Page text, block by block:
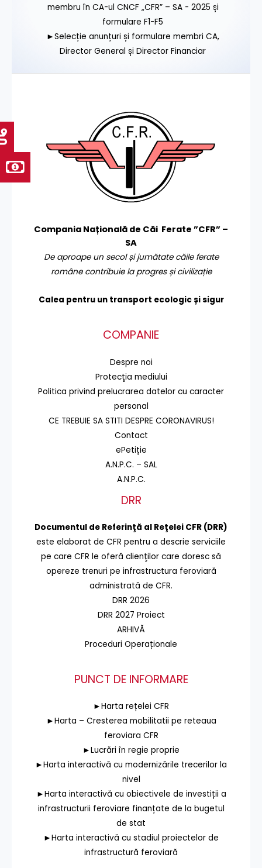
membru în CA-ul CNCF „CFR” – SA - 2025 și
formulare F1-F5
►Selecție anunțuri și formulare membri CA,
Director General și Director Financiar
Compania Națională de Căi Ferate ”CFR” –
SA
De aproape un secol și jumătate căile ferate
române contribuie la progres și civilizație
Calea pentru un transport ecologic și sigur
COMPANIE
Despre noi
Protecţia mediului
Politica privind prelucrarea datelor cu caracter
personal
CE TREBUIE SA STITI DESPRE CORONAVIRUS!
Contact
ePetiție
A.N.P.C. – SAL
A.N.P.C.
DRR
Documentul de Referinţă al Reţelei CFR (DRR)
este elaborat de CFR pentru a descrie serviciile
pe care CFR le oferă clienţilor care doresc să
opereze trenuri pe infrastructura feroviară
administrată de CFR.
DRR 2026
DRR 2027 Proiect
ARHIVĂ
Proceduri Operaționale
PUNCT DE INFORMARE
►Harta rețelei CFR
►Harta – Cresterea mobilitatii pe reteaua
feroviara CFR
►Lucrări în regie proprie
►Harta interactivă cu modernizările trecerilor la
nivel
►Harta interactivă cu obiectivele de investiții a
infrastructurii feroviare finanțate de la bugetul
de stat
►Harta interactivă cu stadiul proiectelor de
infrastructură feroviară